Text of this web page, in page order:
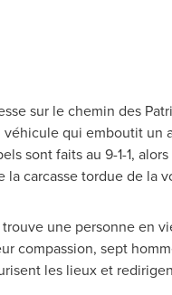
sur le chemin des
qui emboutit un
sont faits au 9-1-1,
la carcasse tordue de la
une personne en
compassion, sept
les lieux et